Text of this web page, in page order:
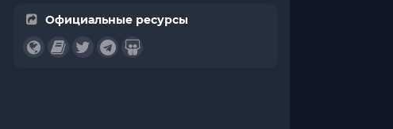
Официальные ресурсы